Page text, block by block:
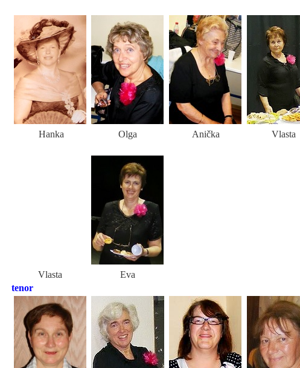
Hanka Olga Anička Vlasta
Vlasta
Eva
tenor